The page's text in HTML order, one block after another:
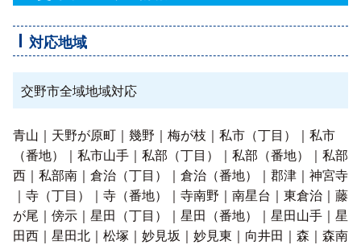
対応地域
交野市全域地域対応
青山｜天野が原町｜幾野｜梅が枝｜私市（丁目）｜私市
（番地）｜私市山手｜私部（丁目）｜私部（番地）｜私部
西｜私部南｜倉治（丁目）｜倉治（番地）｜郡津｜神宮寺
｜寺（丁目）｜寺（番地）｜寺南野｜南星台｜東倉治｜藤
が尾｜傍示｜星田（丁目）｜星田（番地）｜星田山手｜星
田西｜星田北｜松塚｜妙見坂｜妙見東｜向井田｜森｜森南